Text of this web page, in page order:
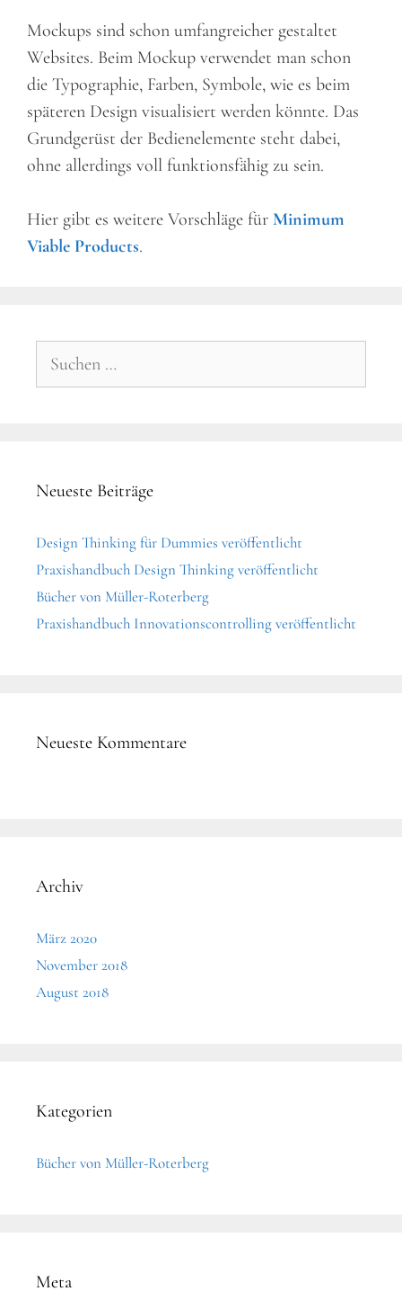
Mockups sind schon umfangreicher gestaltet
Websites. Beim Mockup verwendet man schon
die Typographie, Farben, Symbole, wie es beim
späteren Design visualisiert werden könnte. Das
Grundgerüst der Bedienelemente steht dabei,
ohne allerdings voll funktionsfähig zu sein.
Hier gibt es weitere Vorschläge für Minimum
Viable Products.
nach:
Neueste Beiträge
Design Thinking für Dummies veröffentlicht
Praxishandbuch Design Thinking veröffentlicht
Bücher von Müller-Roterberg
Praxishandbuch Innovationscontrolling veröffentlicht
Neueste Kommentare
Archiv
März 2020
November 2018
August 2018
Kategorien
Bücher von Müller-Roterberg
Meta